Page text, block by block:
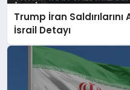
Trump İran Saldırılarını
İsrail Detayı